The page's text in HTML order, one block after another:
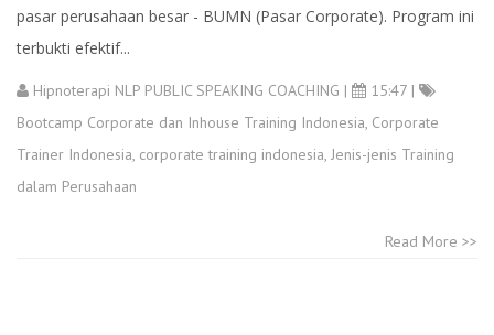
a
pasar perusahaan besar - BUMN (Pasar Corporate). Program ini
terbukti efektif...
Hipnoterapi NLP PUBLIC SPEAKING COACHING |
15:47 |
Bootcamp Corporate dan Inhouse Training Indonesia, Corporate
Trainer Indonesia, corporate training indonesia, Jenis-jenis Training
dalam Perusahaan
Read More >>